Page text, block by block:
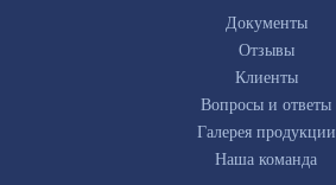
Документы
Отзывы
Клиенты
Вопросы и ответы
Галерея продукции
Наша команда